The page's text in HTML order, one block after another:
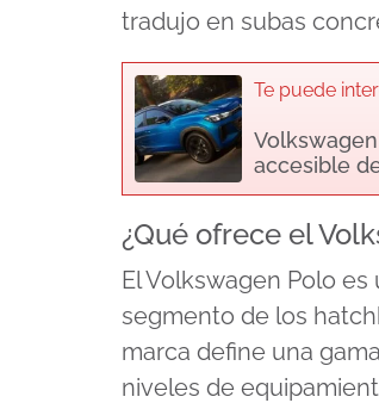
tradujo en subas
Te puede
accesible
¿Qué ofrece el
El Volkswagen Polo
segmento de los
marca define una
niveles de